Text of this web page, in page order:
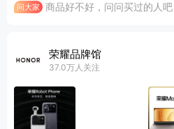
问大家 商品好不好，问问买过的人吧
荣耀品牌馆
37.0万人关注